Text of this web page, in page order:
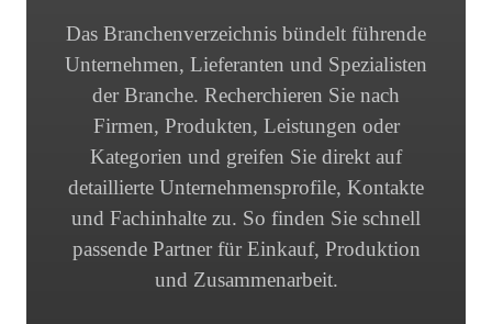
Das Branchenverzeichnis bündelt führende
Unternehmen, Lieferanten und Spezialisten
der Branche. Recherchieren Sie nach
Firmen, Produkten, Leistungen oder
Kategorien und greifen Sie direkt auf
detaillierte Unternehmensprofile, Kontakte
und Fachinhalte zu. So finden Sie schnell
passende Partner für Einkauf, Produktion
und Zusammenarbeit.